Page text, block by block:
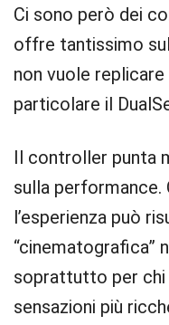
Ci sono però dei
offre tantissimo
non vuole
particolare il
Il controller punta
sulla performance.
l’esperienza può
“cinematografica”
soprattutto per chi
sensazioni più